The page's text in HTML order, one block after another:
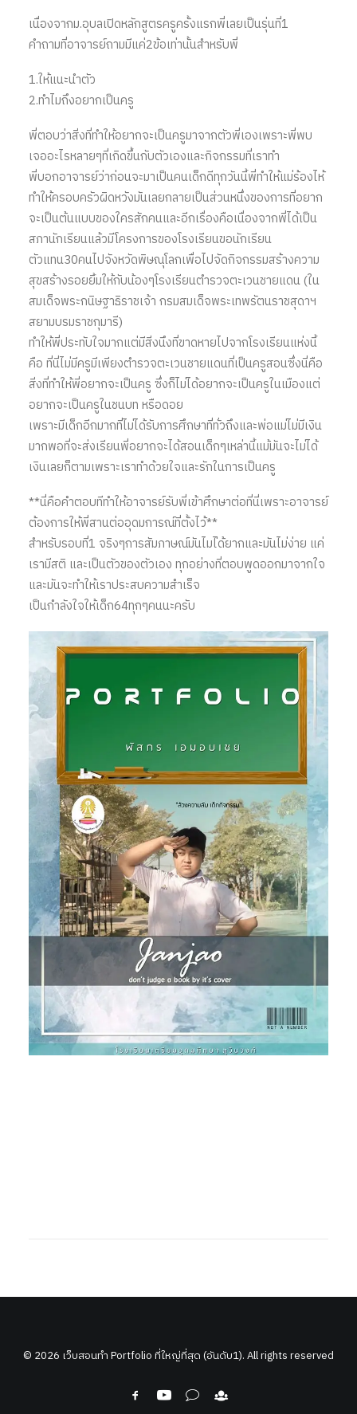
เนื่องจากม.อุบลเปิดหลักสูตรครูครั้งแรกพี่เลยเป็นรุ่นที่1
คำถามที่อาจารย์ถามมีแค่2ข้อเท่านั้นสำหรับพี่
1.ให้แนะนำตัว
2.ทำไมถึงอยากเป็นครู
พี่ตอบว่าสิ่งที่ทำให้อยากจะเป็นครูมาจากตัวพี่เองเพราะพี่พบ
เจออะไรหลายๆที่เกิดขึ้นกับตัวเองและกิจกรรมที่เราทำ
พี่บอกอาจารย์ว่าก่อนจะมาเป็นคนเด็กดีทุกวันนี้พี่ทำให้แม่ร้องไห้
ทำให้ครอบครัวผิดหวังมันเลยกลายเป็นส่วนหนึ่งของการที่อยาก
จะเป็นต้นแบบของใครสักคนและอีกเรื่องคือเนื่องจากพี่ได้เป็น
สภานักเรียนแล้วมีโครงการของโรงเรียนขอนักเรียน
ตัวแทน30คนไปจังหวัดพิษณุโลกเพื่อไปจัดกิจกรรมสร้างความ
สุขสร้างรอยยิ้มให้กับน้องๆโรงเรียนตำรวจตะเวนชายแดน (ใน
สมเด็จพระกนิษฐาธิราชเจ้า กรมสมเด็จพระเทพรัตนราชสุดาฯ
สยามบรมราชกุมารี)
ทำให้พี่ประทับใจมากแต่มีสิ่งนึงที่ขาดหายไปจากโรงเรียนแห่งนี้
คือ ที่นี่ไม่มีครูมีเพียงตำรวจตะเวนชายแดนที่เป็นครูสอนซึ่งนี่คือ
สิ่งที่ทำให้พี่อยากจะเป็นครู ซึ่งก็ไม่ได้อยากจะเป็นครูในเมืองแต่
อยากจะเป็นครูในชนบท หรือดอย
เพราะมีเด็กอีกมากที่ไม่ได้รับการศึกษาที่ทั่วถึงและพ่อแม่ไม่มีเงิน
มากพอที่จะส่งเรียนพี่อยากจะได้สอนเด็กๆเหล่านี้แม้มันจะไม่ได้
เงินเลยก็ตามเพราะเราทำด้วยใจและรักในการเป็นครู
**นี่คือคำตอบทีทำให้อาจารย์รับพี่เข้าศึกษาต่อที่นี่เพราะอาจารย์
ต้องการให้พี่สานต่ออุดมการณ์ที่ตั้งไว้**
สำหรับรอบที่1 จริงๆการสัมภาษณ์มันไมไ่ด้ยากและมันไม่ง่าย แค่
เรามีสติ และเป็นตัวของตัวเอง ทุกอย่างที่ตอบพูดออกมาจากใจ
และมันจะทำให้เราประสบความสำเร็จ
เป็นกำลังใจให้เด็ก64ทุกๆคนนะครับ
© 2026 เว็บสอนทำ Portfolio ที่ใหญ่ที่สุด (อันดับ1). All rights reserved